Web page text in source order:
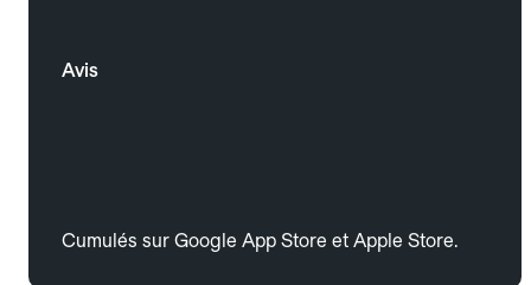
Avis
Cumulés sur Google App Store et Apple Store.